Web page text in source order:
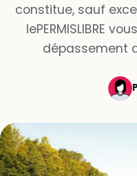
constitue, sauf
lePERMISLIBRE
dépassement